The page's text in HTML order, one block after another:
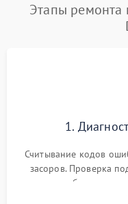
Этапы
1.
Считывание кодов
засоров. Проверка
жалоб на
разбрызгивателей